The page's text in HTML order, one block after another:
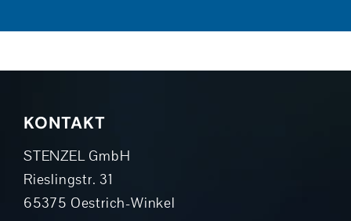
KONTAKT
STENZEL GmbH
Rieslingstr. 31
65375 Oestrich-Winkel